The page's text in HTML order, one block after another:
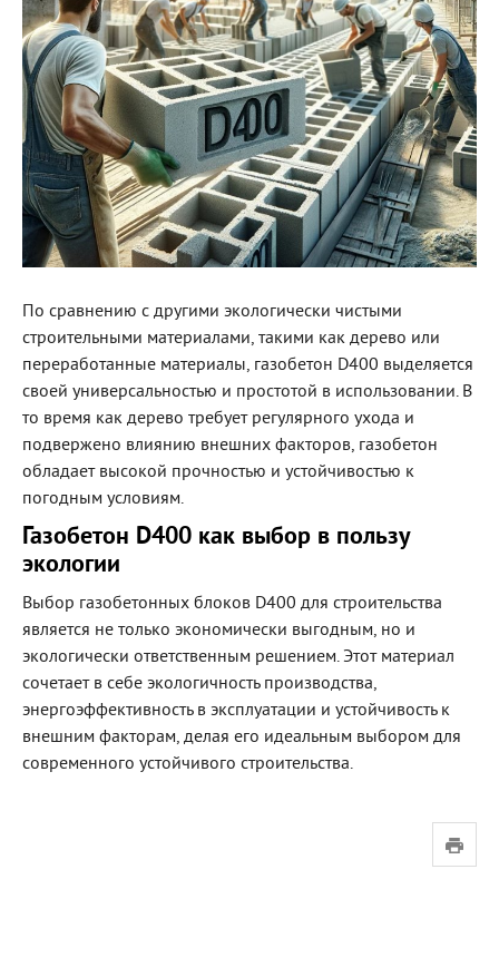
По сравнению с другими экологически чистыми
строительными материалами, такими как дерево или
переработанные материалы, газобетон D400 выделяется
своей универсальностью и простотой в использовании. В
то время как дерево требует регулярного ухода и
подвержено влиянию внешних факторов, газобетон
обладает высокой прочностью и устойчивостью к
погодным условиям.
Газобетон D400 как выбор в пользу
экологии
Выбор газобетонных блоков D400 для строительства
является не только экономически выгодным, но и
экологически ответственным решением. Этот материал
сочетает в себе экологичность производства,
энергоэффективность в эксплуатации и устойчивость к
внешним факторам, делая его идеальным выбором для
современного устойчивого строительства.